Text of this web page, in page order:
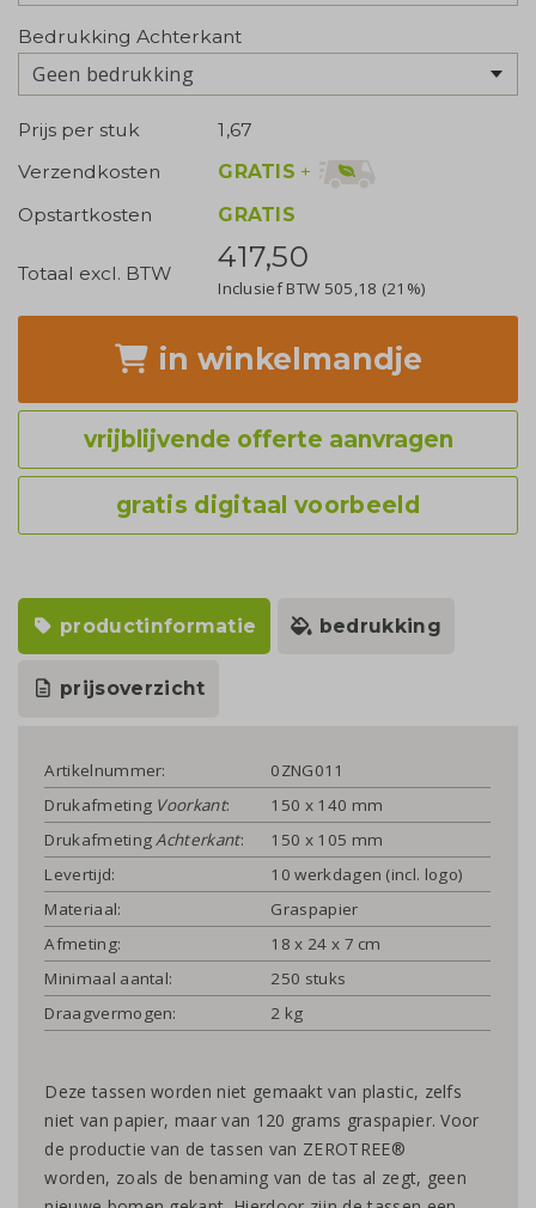
Bedrukking Achterkant
Geen bedrukking
Prijs per stuk
1,67
Verzendkosten
GRATIS +
Opstartkosten
GRATIS
Totaal excl. BTW 417,50
Inclusief BTW 505,18 (21%)
in winkelmandje
vrijblijvende offerte aanvragen
gratis digitaal voorbeeld
productinformatie bedrukking
prijsoverzicht
Artikelnummer:
0ZNG011
Drukafmeting Voorkant:
150 x 140 mm
Drukafmeting Achterkant:
150 x 105 mm
Levertijd:
10 werkdagen (incl. logo)
Materiaal:
Graspapier
Afmeting:
18 x 24 x 7 cm
Minimaal aantal:
250 stuks
Draagvermogen:
2 kg
Deze tassen worden niet gemaakt van plastic, zelfs
niet van papier, maar van 120 grams graspapier. Voor
de productie van de tassen van ZEROTREE®
worden, zoals de benaming van de tas al zegt, geen